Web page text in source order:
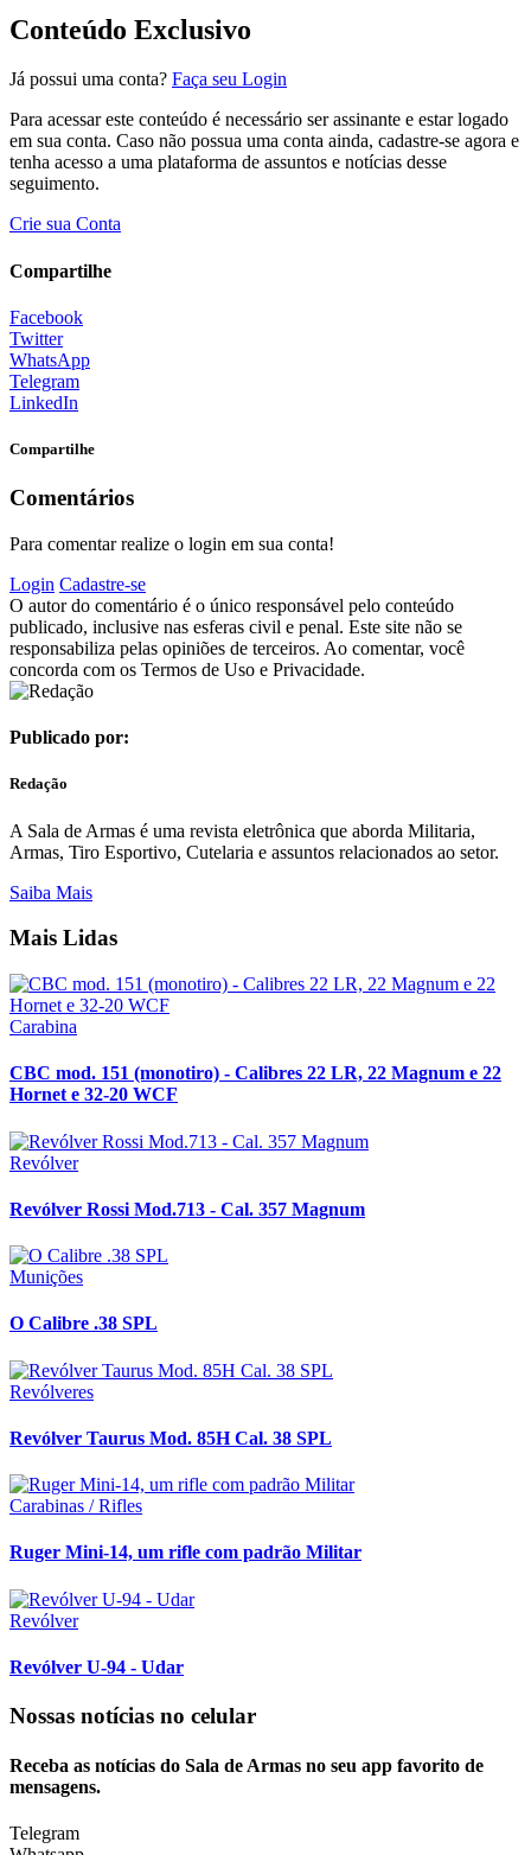
Conteúdo Exclusivo
Já possui uma conta? Faça seu Login
Para acessar este conteúdo é necessário ser assinante e estar logado
em sua conta. Caso não possua uma conta ainda, cadastre-se agora e
tenha acesso a uma plataforma de assuntos e notícias desse
seguimento.
Crie sua Conta
Compartilhe
Facebook
Twitter
WhatsApp
Telegram
LinkedIn
Compartilhe
Comentários
Para comentar realize o login em sua conta!
Login Cadastre-se
O autor do comentário é o único responsável pelo conteúdo
publicado, inclusive nas esferas civil e penal. Este site não se
responsabiliza pelas opiniões de terceiros. Ao comentar, você
concorda com os Termos de Uso e Privacidade.
Publicado por:
Redação
A Sala de Armas é uma revista eletrônica que aborda Militaria,
Armas, Tiro Esportivo, Cutelaria e assuntos relacionados ao setor.
Saiba Mais
Mais Lidas
Carabina
CBC mod. 151 (monotiro) - Calibres 22 LR, 22 Magnum e 22
Hornet e 32-20 WCF
Revólver
Revólver Rossi Mod.713 - Cal. 357 Magnum
Munições
O Calibre .38 SPL
Revólveres
Revólver Taurus Mod. 85H Cal. 38 SPL
Carabinas / Rifles
Ruger Mini-14, um rifle com padrão Militar
Revólver
Revólver U-94 - Udar
Nossas notícias no celular
Receba as notícias do Sala de Armas no seu app favorito de
mensagens.
Telegram